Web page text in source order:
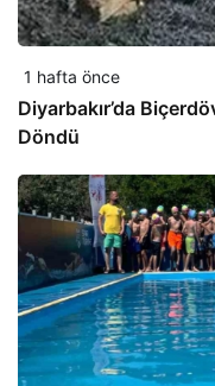
1 hafta önce
Diyarbakır’da
Döndü